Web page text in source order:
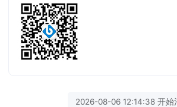
2026-08-06 12:14:38 开始